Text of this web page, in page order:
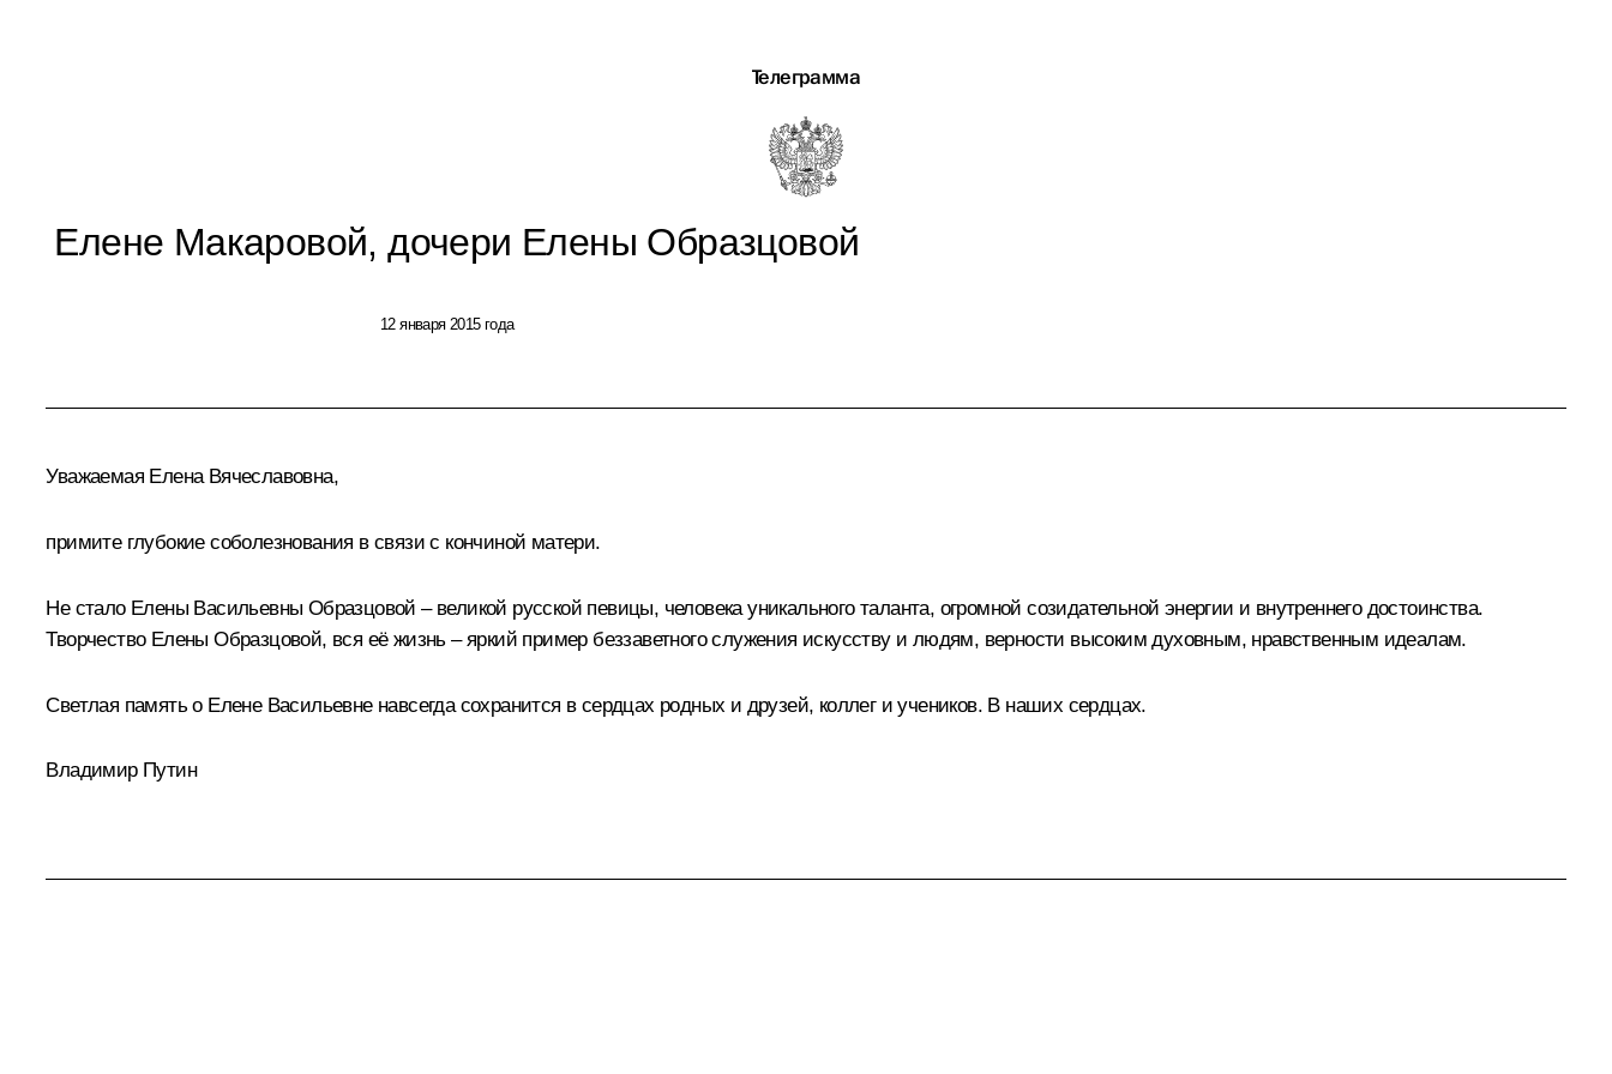
Телеграмма
Елене Макаровой, дочери Елены Образцовой
12 января 2015 года
Уважаемая Елена Вячеславовна,
примите глубокие соболезнования в связи с кончиной матери.
Не стало Елены Васильевны Образцовой – великой русской певицы, человека уникального таланта, огромной созидательной энергии и внутреннего достоинства.
Творчество Елены Образцовой, вся её жизнь – яркий пример беззаветного служения искусству и людям, верности высоким духовным, нравственным идеалам.
Светлая память о Елене Васильевне навсегда сохранится в сердцах родных и друзей, коллег и учеников. В наших сердцах.
Владимир Путин